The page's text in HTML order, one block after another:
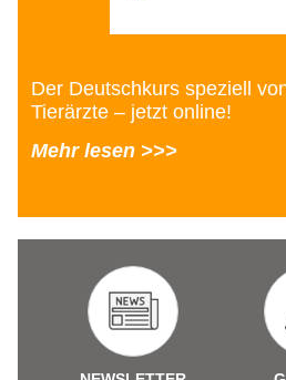
Der Deutschkurs speziell
Tierärzte – jetzt online!
Mehr lesen >>>